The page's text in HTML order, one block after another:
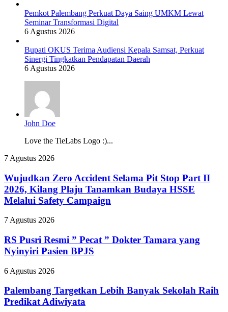
Pemkot Palembang Perkuat Daya Saing UMKM Lewat
Seminar Transformasi Digital
6 Agustus 2026
Bupati OKUS Terima Audiensi Kepala Samsat, Perkuat
Sinergi Tingkatkan Pendapatan Daerah
6 Agustus 2026
John Doe
Love the TieLabs Logo :)...
Wujudkan
Accident
Selama
Pit
Stop
II
Kilang
Plaju
Tanamkan
Budaya
HSSE
Melalui
Safety
Campaign
7 Agustus 2026
Wujudkan Zero Accident Selama Pit Stop Part II
2026, Kilang Plaju Tanamkan Budaya HSSE
Melalui Safety Campaign
RS
Resmi
”
Pecat
Dokter
yang
Nyinyiri
7 Agustus 2026
RS Pusri Resmi ” Pecat ” Dokter Tamara yang
Nyinyiri Pasien BPJS
Palembang
Lebih
Banyak
Sekolah
6 Agustus 2026
Palembang Targetkan Lebih Banyak Sekolah Raih
Predikat Adiwiyata